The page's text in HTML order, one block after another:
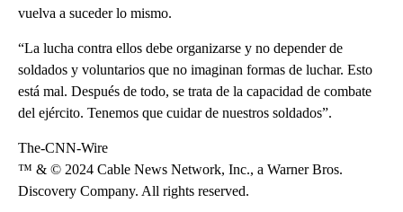
vuelva a suceder lo mismo.
“La lucha contra ellos debe organizarse y no depender de
soldados y voluntarios que no imaginan formas de luchar. Esto
está mal. Después de todo, se trata de la capacidad de combate
del ejército. Tenemos que cuidar de nuestros soldados”.
The-CNN-Wire
™ & © 2024 Cable News Network, Inc., a Warner Bros.
Discovery Company. All rights reserved.